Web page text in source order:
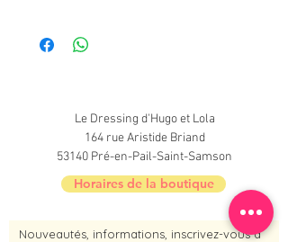
Le Dressing d'Hugo et Lola
164 rue Aristide Briand
53140 Pré-en-Pail-Saint-Samson
Horaires de la boutique
Nouveautés, informations, inscrivez-vous à